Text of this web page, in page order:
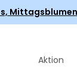
Aktion